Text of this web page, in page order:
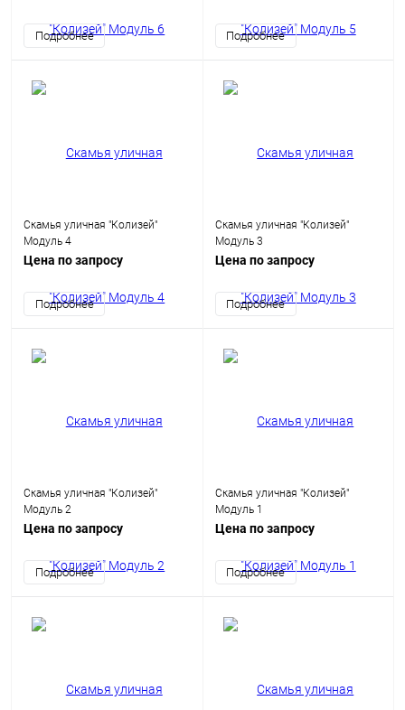
Подробнее Подробнее
Скамья уличная "Колизей"
Модуль 4
Цена по запросу
Подробнее
Скамья уличная "Колизей"
Модуль 3
Цена по запросу
Подробнее
Скамья уличная "Колизей"
Модуль 2
Цена по запросу
Подробнее
Скамья уличная "Колизей"
Модуль 1
Цена по запросу
Подробнее